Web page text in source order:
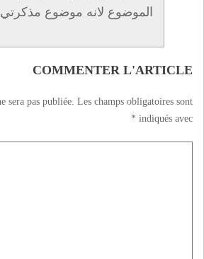
الموضوع لانه موضوع
COMMENTER L'ARTICLE
sera pas publiée. Les champs obligatoires sont
indiqués avec
*